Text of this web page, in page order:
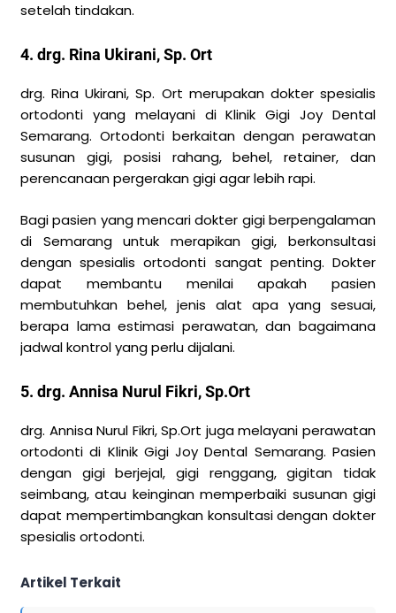
setelah tindakan.
4. drg. Rina Ukirani, Sp. Ort
drg. Rina Ukirani, Sp. Ort merupakan dokter spesialis
ortodonti yang melayani di Klinik Gigi Joy Dental
Semarang. Ortodonti berkaitan dengan perawatan
susunan gigi, posisi rahang, behel, retainer, dan
perencanaan pergerakan gigi agar lebih rapi.
Bagi pasien yang mencari dokter gigi berpengalaman
di Semarang untuk merapikan gigi, berkonsultasi
dengan spesialis ortodonti sangat penting. Dokter
dapat membantu menilai apakah pasien
membutuhkan behel, jenis alat apa yang sesuai,
berapa lama estimasi perawatan, dan bagaimana
jadwal kontrol yang perlu dijalani.
5. drg. Annisa Nurul Fikri, Sp.Ort
drg. Annisa Nurul Fikri, Sp.Ort juga melayani perawatan
ortodonti di Klinik Gigi Joy Dental Semarang. Pasien
dengan gigi berjejal, gigi renggang, gigitan tidak
seimbang, atau keinginan memperbaiki susunan gigi
dapat mempertimbangkan konsultasi dengan dokter
spesialis ortodonti.
Artikel Terkait